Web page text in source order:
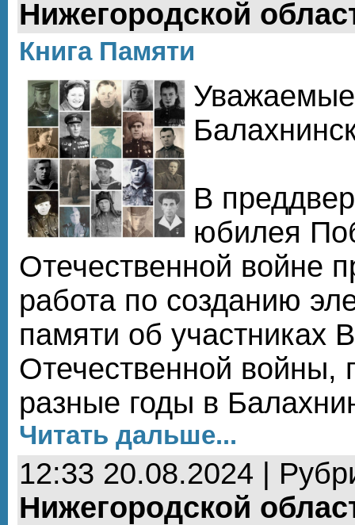
Нижегородской
Книга Памяти
В
юбилея
Отечественной войне
работа по созданию
памяти об участниках
Отечественной войны,
разные годы в
Читать дальше...
12:33 20.08.2024 |
Нижегородской